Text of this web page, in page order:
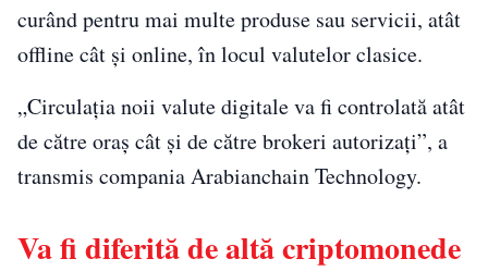
curând pentru mai multe produse sau servicii, atât
offline cât și online, în locul valutelor clasice.
„Circulația noii valute digitale va fi controlată atât
de către oraș cât și de către brokeri autorizați”, a
transmis compania Arabianchain Technology.
Va fi diferită de altă criptomonede